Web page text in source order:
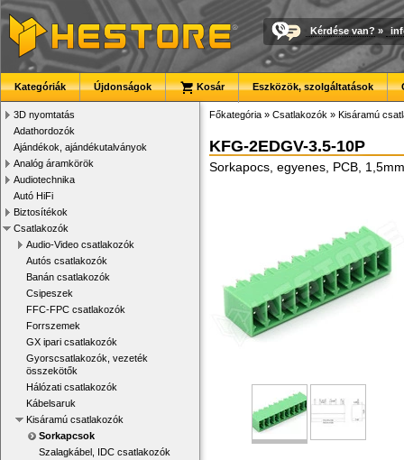
Kérdése van? »
Kategóriák Újdonságok Kosár Eszközök, szolgáltatások
3D nyomtatás
Adathordozók
Ajándékok, ajándékutalványok
Analóg áramkörök
Audiotechnika
Autó HiFi
Biztosítékok
Csatlakozók
Audio-Video csatlakozók
Autós csatlakozók
Banán csatlakozók
Csipeszek
FFC-FPC csatlakozók
Forrszemek
GX ipari csatlakozók
Gyorscsatlakozók, vezeték
összekötők
Hálózati csatlakozók
Kábelsaruk
Kisáramú csatlakozók
Sorkapcsok
Szalagkábel, IDC csatlakozók
Főkategória » Csatlakozók » Kisáramú
KFG-2EDGV-3.5-10P
Sorkapocs, egyenes, PCB,